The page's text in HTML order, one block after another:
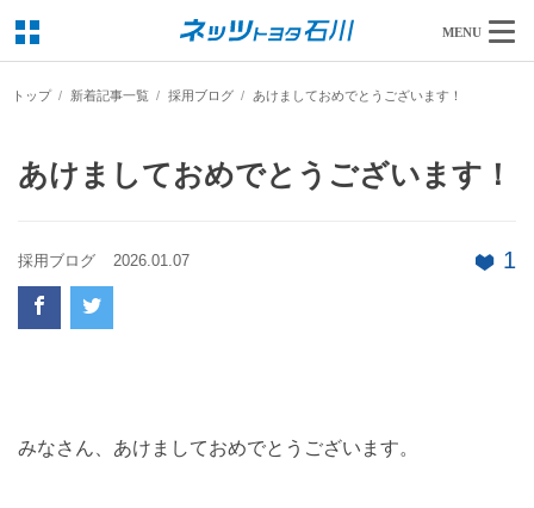
MENU
トップ 新着記事一覧 採用ブログ あけましておめでとうございます！
あけましておめでとうございます！
採用ブログ 2026.01.07 1
みなさん、あけましておめでとうございます。